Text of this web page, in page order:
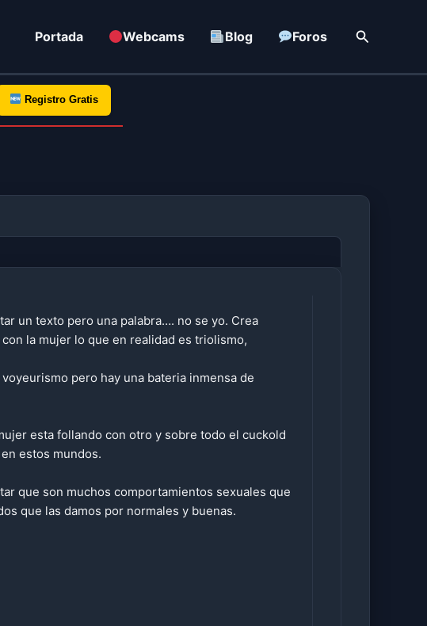
Portada Webcams Blog Foros Buscar
Registro Gratis
un texto pero una palabra…. no se yo. Crea
la mujer lo que en realidad es triolismo,
pero hay una bateria inmensa de
esta follando con otro y sobre todo el cuckold
estos mundos.
que son muchos comportamientos sexuales que
que las damos por normales y buenas.